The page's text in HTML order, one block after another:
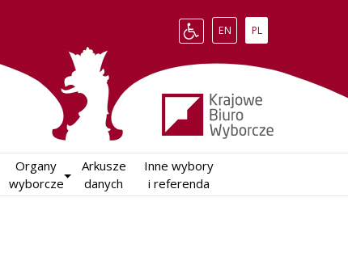
Change language to English
EN Zmień język na
PL
Organy
wyborcze
Arkusze
danych
Inne wybory
i referenda